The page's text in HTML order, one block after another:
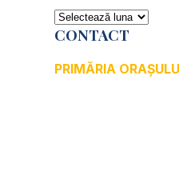
ARHIVĂ
CONTACT
PRIMĂRIA